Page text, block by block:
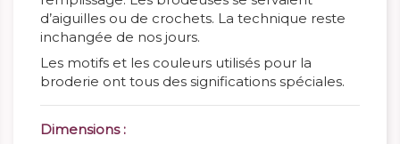
d’aiguilles ou de crochets. La technique reste
inchangée de nos jours.
Les motifs et les couleurs utilisés pour la
broderie ont tous des significations spéciales.
Dimensions :